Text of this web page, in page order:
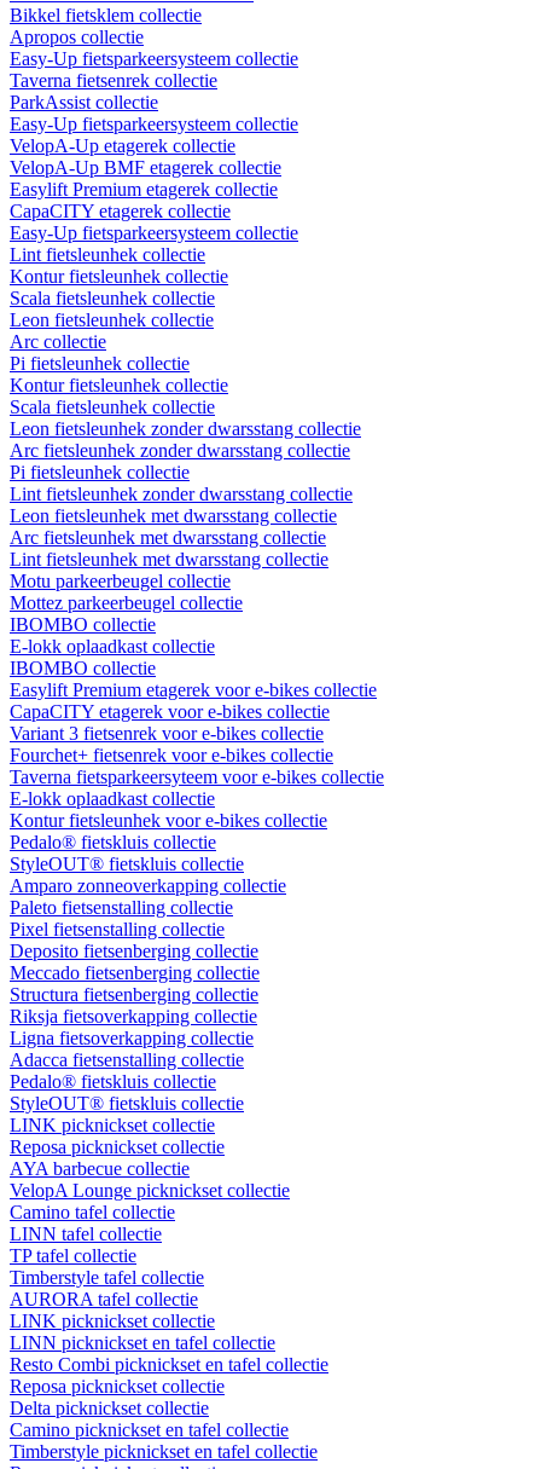
Bikkel fietsklem collectie
Apropos collectie
Easy-Up fietsparkeersysteem collectie
Taverna fietsenrek collectie
ParkAssist collectie
Easy-Up fietsparkeersysteem collectie
VelopA-Up etagerek collectie
VelopA-Up BMF etagerek collectie
Easylift Premium etagerek collectie
CapaCITY etagerek collectie
Easy-Up fietsparkeersysteem collectie
Lint fietsleunhek collectie
Kontur fietsleunhek collectie
Scala fietsleunhek collectie
Leon fietsleunhek collectie
Arc collectie
Pi fietsleunhek collectie
Kontur fietsleunhek collectie
Scala fietsleunhek collectie
Leon fietsleunhek zonder dwarsstang collectie
Arc fietsleunhek zonder dwarsstang collectie
Pi fietsleunhek collectie
Lint fietsleunhek zonder dwarsstang collectie
Leon fietsleunhek met dwarsstang collectie
Arc fietsleunhek met dwarsstang collectie
Lint fietsleunhek met dwarsstang collectie
Motu parkeerbeugel collectie
Mottez parkeerbeugel collectie
IBOMBO collectie
E-lokk oplaadkast collectie
IBOMBO collectie
Easylift Premium etagerek voor e-bikes collectie
CapaCITY etagerek voor e-bikes collectie
Variant 3 fietsenrek voor e-bikes collectie
Fourchet+ fietsenrek voor e-bikes collectie
Taverna fietsparkeersyteem voor e-bikes collectie
E-lokk oplaadkast collectie
Kontur fietsleunhek voor e-bikes collectie
Pedalo® fietskluis collectie
StyleOUT® fietskluis collectie
Amparo zonneoverkapping collectie
Paleto fietsenstalling collectie
Pixel fietsenstalling collectie
Deposito fietsenberging collectie
Meccado fietsenberging collectie
Structura fietsenberging collectie
Riksja fietsoverkapping collectie
Ligna fietsoverkapping collectie
Adacca fietsenstalling collectie
Pedalo® fietskluis collectie
StyleOUT® fietskluis collectie
LINK picknickset collectie
Reposa picknickset collectie
AYA barbecue collectie
VelopA Lounge picknickset collectie
Camino tafel collectie
LINN tafel collectie
TP tafel collectie
Timberstyle tafel collectie
AURORA tafel collectie
LINK picknickset collectie
LINN picknickset en tafel collectie
Resto Combi picknickset en tafel collectie
Reposa picknickset collectie
Delta picknickset collectie
Camino picknickset en tafel collectie
Timberstyle picknickset en tafel collectie